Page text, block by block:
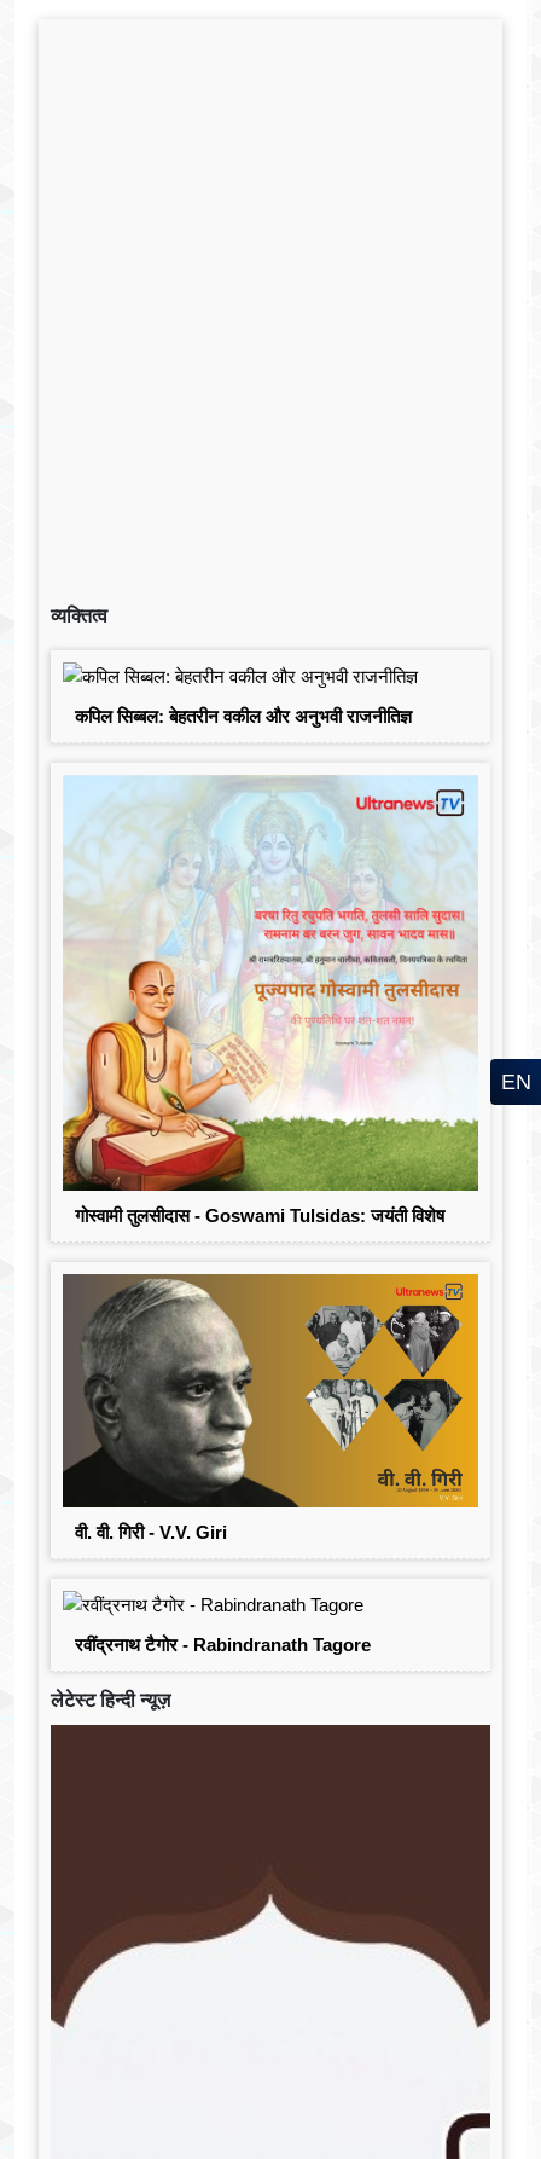
व्यक्तित्व
कपिल सिब्बल: बेहतरीन वकील और अनुभवी राजनीतिज्ञ
गोस्वामी तुलसीदास - Goswami Tulsidas: जयंती विशेष
वी. वी. गिरी - V.V. Giri
रवींद्रनाथ टैगोर - Rabindranath Tagore
लेटेस्ट हिन्दी न्यूज़
EN